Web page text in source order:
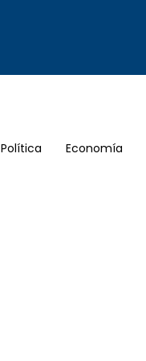
Política Economía